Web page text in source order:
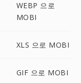
WEBP 으로
MOBI
XLS 으로 MOBI
GIF 으로 MOBI